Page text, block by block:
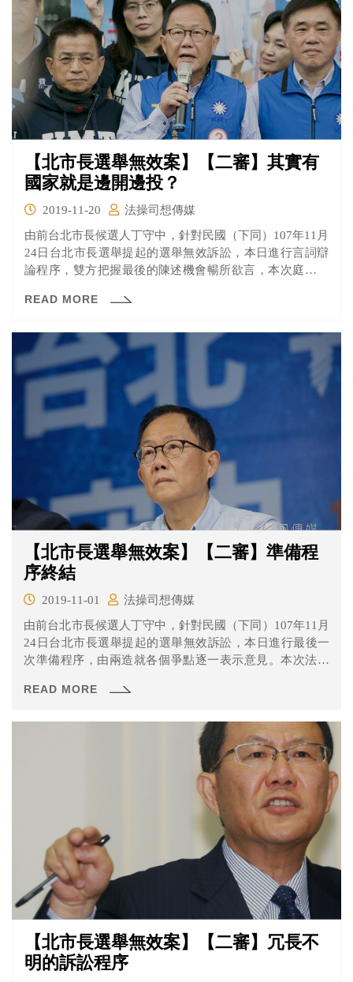
【北市長選舉無效案】【二審】其實有
國家就是邊開邊投？
2019-11-20
法操司想傳媒
由前台北市長候選人丁守中，針對民國（下同）107年11月
24日台北市長選舉提起的選舉無效訴訟，本日進行言詞辯
論程序，雙方把握最後的陳述機會暢所欲言，本次庭期歷
看看吧！
READ MORE
【北市長選舉無效案】【二審】準備程
序終結
2019-11-01
法操司想傳媒
由前台北市長候選人丁守中，針對民國（下同）107年11月
24日台北市長選舉提起的選舉無效訴訟，本日進行最後一
次準備程序，由兩造就各個爭點逐一表示意見。本次法官
起來看看吧！
READ MORE
【北市長選舉無效案】【二審】冗長不
明的訴訟程序